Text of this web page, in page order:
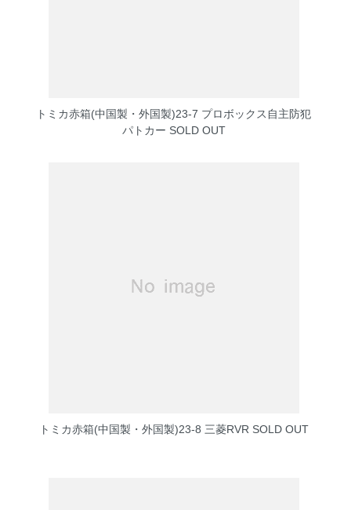
トミカ赤箱(中国製・外国製)23-7 プロボックス自主防犯
パトカー SOLD OUT
トミカ赤箱(中国製・外国製)23-8 三菱RVR SOLD OUT